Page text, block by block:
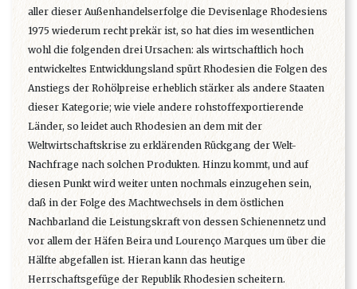
aller dieser Außenhandelserfolge die Devisenlage Rhodesiens
1975 wiederum recht prekär ist, so hat dies im wesentlichen
wohl die folgenden drei Ursachen: als wirtschaftlich hoch
entwickeltes Entwicklungsland spürt Rhodesien die Folgen des
Anstiegs der Rohölpreise erheblich stärker als andere Staaten
dieser Kategorie; wie viele andere rohstoffexportierende
Länder, so leidet auch Rhodesien an dem mit der
Weltwirtschaftskrise zu erklärenden Rückgang der Welt-
Nachfrage nach solchen Produkten. Hinzu kommt, und auf
diesen Punkt wird weiter unten nochmals einzugehen sein,
daß in der Folge des Machtwechsels in dem östlichen
Nachbarland die Leistungskraft von dessen Schienennetz und
vor allem der Häfen Beira und Lourenço Marques um über die
Hälfte abgefallen ist. Hieran kann das heutige
Herrschaftsgefüge der Republik Rhodesien scheitern.